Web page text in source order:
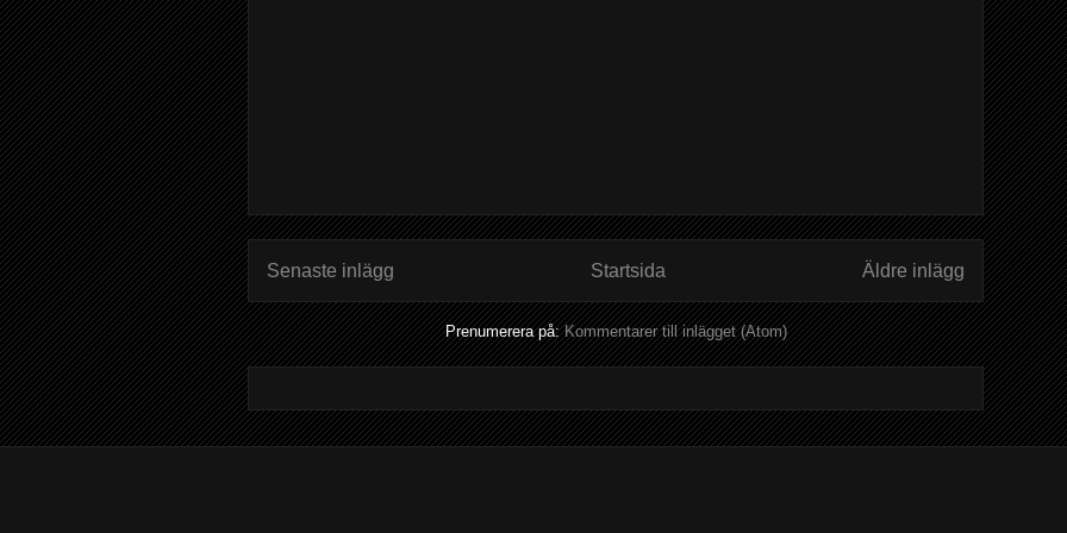
Senaste inlägg Äldre inlägg
Startsida
Prenumerera på:Kommentarer till inlägget (Atom)